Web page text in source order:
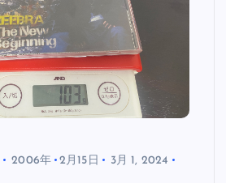
2006年 2月15日
3月 1, 2024